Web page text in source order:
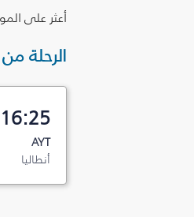
أعثر على
الرحلة
16:25
AYT
أنطاليا